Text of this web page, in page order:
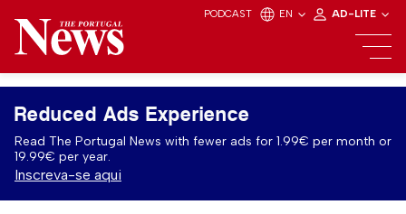
PODCAST EN AD-LITE
Reduced Ads Experience
Read The Portugal News with fewer ads for 1.99€ per month or
19.99€ per year.
Inscreva-se aqui